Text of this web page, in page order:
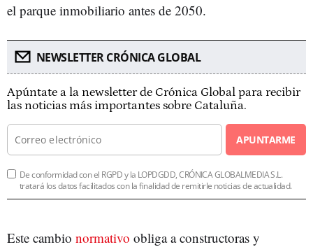
el parque inmobiliario antes de 2050.
NEWSLETTER CRÓNICA GLOBAL
Apúntate a la newsletter de Crónica Global para recibir
las noticias más importantes sobre Cataluña.
APUNTARME
De conformidad con el RGPD y la LOPDGDD, CRÓNICA GLOBALMEDIA S.L.
tratará los datos facilitados con la finalidad de remitirle noticias de actualidad.
Este cambio normativo obliga a constructoras y